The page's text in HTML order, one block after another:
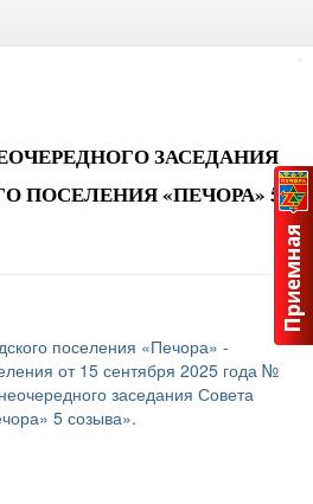
ЗАСЕДАНИЯ
ПОСЕЛЕНИЯ «ПЕЧОРА» 5
поселения «Печора» -
от 15 сентября 2025 года №
заседания Совета
5 созыва».